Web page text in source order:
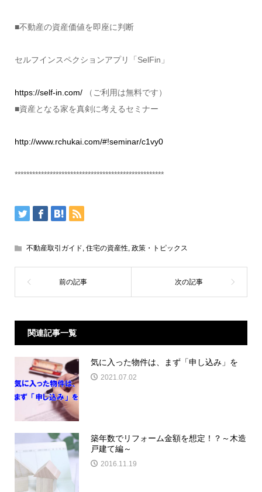
■不動産の資産価値を即座に判断
セルフインスペクションアプリ「SelFin」
https://self-in.com/（ご利用は無料です）
■資産となる家を真剣に考えるセミナー
http://www.rchukai.com/#!seminar/c1vy0
***************************************************
不動産取引ガイド, 住宅の資産性, 政策・トピックス
関連記事一覧
気に入った物件は、まず「申し込み」を
2021.07.02
築年数でリフォーム金額を想定！？～木造
戸建て編～
2016.11.19